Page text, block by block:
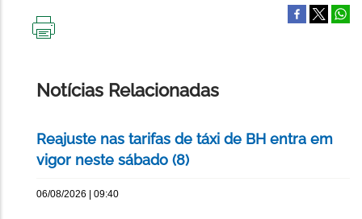
Notícias Relacionadas
Reajuste nas tarifas de táxi de BH entra em
vigor neste sábado (8)
06/08/2026 | 09:40